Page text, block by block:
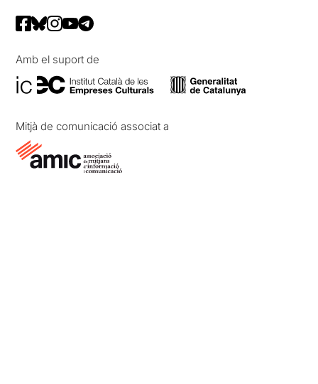
Amb el suport de
Mitjà de comunicació associat a